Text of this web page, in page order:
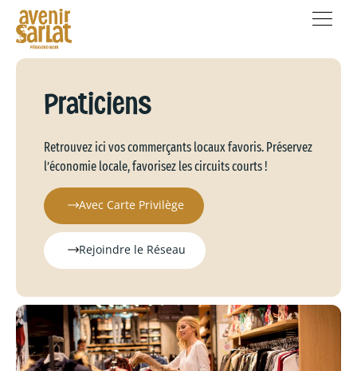
Praticiens
Retrouvez ici vos commerçants locaux favoris. Préservez
l’économie locale, favorisez les circuits courts !
Avec Carte Privilège
Rejoindre le Réseau